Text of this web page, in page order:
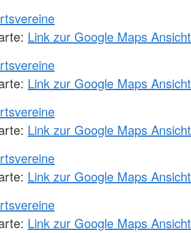
Link zur Google Maps Ansicht
Link zur Google Maps Ansicht
Link zur Google Maps Ansicht
Link zur Google Maps Ansicht
Link zur Google Maps Ansicht